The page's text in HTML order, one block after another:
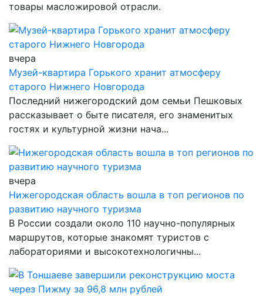
товары масложировой отрасли.
вчера
Музей-квартира Горького хранит атмосферу
старого Нижнего Новгорода
Последний нижегородский дом семьи Пешковых
рассказывает о быте писателя, его знаменитых
гостях и культурной жизни нача...
вчера
Нижегородская область вошла в топ регионов по
развитию научного туризма
В России создали около 110 научно-популярных
маршрутов, которые знакомят туристов с
лабораториями и высокотехнологичны...